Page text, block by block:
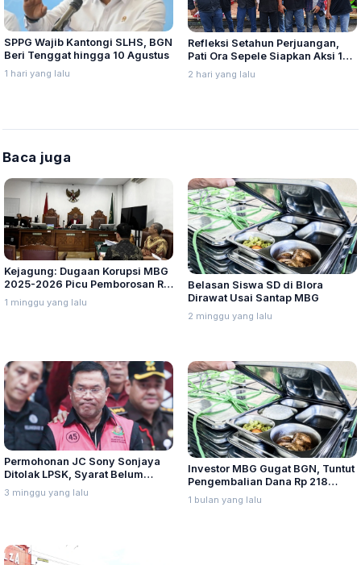
SPPG Wajib Kantongi SLHS, BGN
Beri Tenggat hingga 10 Agustus
1 hari yang lalu
Refleksi Setahun Perjuangan,
Pati Ora Sepele Siapkan Aksi 10–
13 Agustus
2 hari yang lalu
Baca juga
Kejagung: Dugaan Korupsi MBG
2025-2026 Picu Pemborosan Rp
10,5 Triliun per Tahun
1 minggu yang lalu
Belasan Siswa SD di Blora
Dirawat Usai Santap MBG
2 minggu yang lalu
Permohonan JC Sony Sonjaya
Ditolak LPSK, Syarat Belum
Terpenuhi
3 minggu yang lalu
Investor MBG Gugat BGN, Tuntut
Pengembalian Dana Rp 218
Miliar
1 bulan yang lalu